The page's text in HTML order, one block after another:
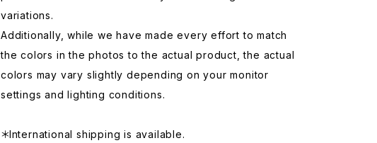
variations.
Additionally, while we have made every effort to match
the colors in the photos to the actual product, the actual
colors may vary slightly depending on your monitor
settings and lighting conditions.
＊International shipping is available.